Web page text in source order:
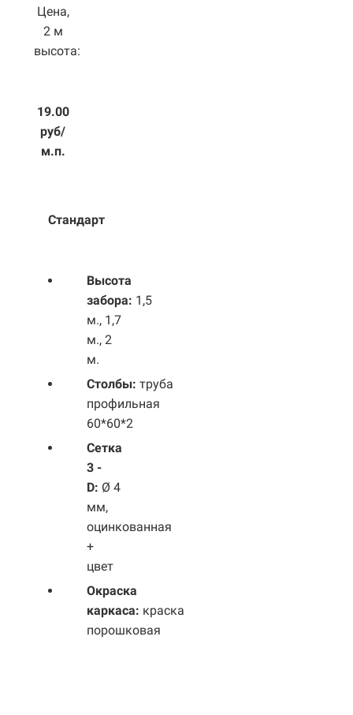
Цена,
2 м
высота:
19.00
руб/
м.п.
Стандарт
Высота
забора: 1,5
м., 1,7
м., 2
м.
Столбы: труба
профильная
60*60*2
Сетка
3 -
D: Ø 4
мм,
оцинкованная
+
цвет
Окраска
каркаса: краска
порошковая